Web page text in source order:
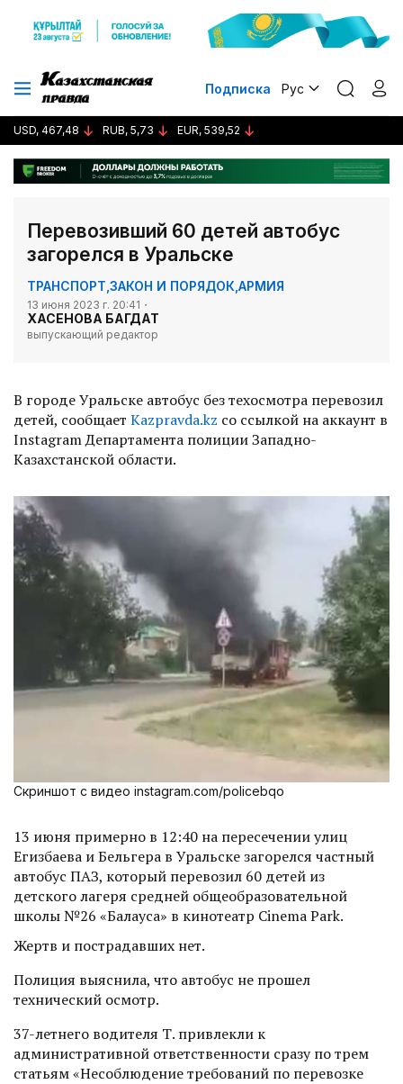
Подписка Рус
USD, 467,48 RUB, 5,73 EUR, 539,52
Перевозивший 60 детей автобус
загорелся в Уральске
ТРАНСПОРТ ЗАКОН И ПОРЯДОК АРМИЯ
13 июня 2023 г. 20:41
ХАСЕНОВА БАГДАТ
выпускающий редактор
В городе Уральске автобус без техосмотра перевозил
детей, сообщает Kazpravda.kz со ссылкой на аккаунт в
Instagram Департамента полиции Западно-
Казахстанской области.
Скриншот с видео instagram.com/policebqo
13 июня примерно в 12:40 на пересечении улиц
Егизбаева и Бельгера в Уральске загорелся частный
автобус ПАЗ, который перевозил 60 детей из
детского лагеря средней общеобразовательной
школы №26 «Балауса» в кинотеатр Cinema Park.
Жертв и пострадавших нет.
Полиция выяснила, что автобус не прошел
технический осмотр.
37-летнего водителя Т. привлекли к
административной ответственности сразу по трем
статьям «Несоблюдение требований по перевозке